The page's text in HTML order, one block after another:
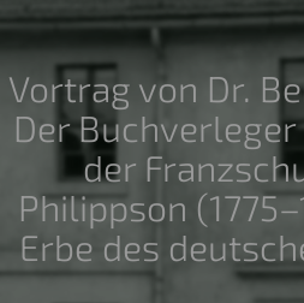
Vortrag von Dr.
Der
der
Philippson
Erbe des